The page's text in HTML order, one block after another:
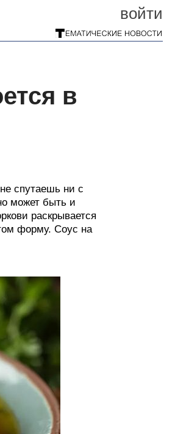
войти
в
спутаешь ни с
может быть и
раскрывается
форму. Соус на